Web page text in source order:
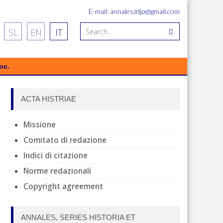
E-mail: annaleszdjp@gmail.com
SL EN IT
ACTA HISTRIAE
Missione
Comitato di redazione
Indici di citazione
Norme redazionali
Copyright agreement
ANNALES, SERIES HISTORIA ET